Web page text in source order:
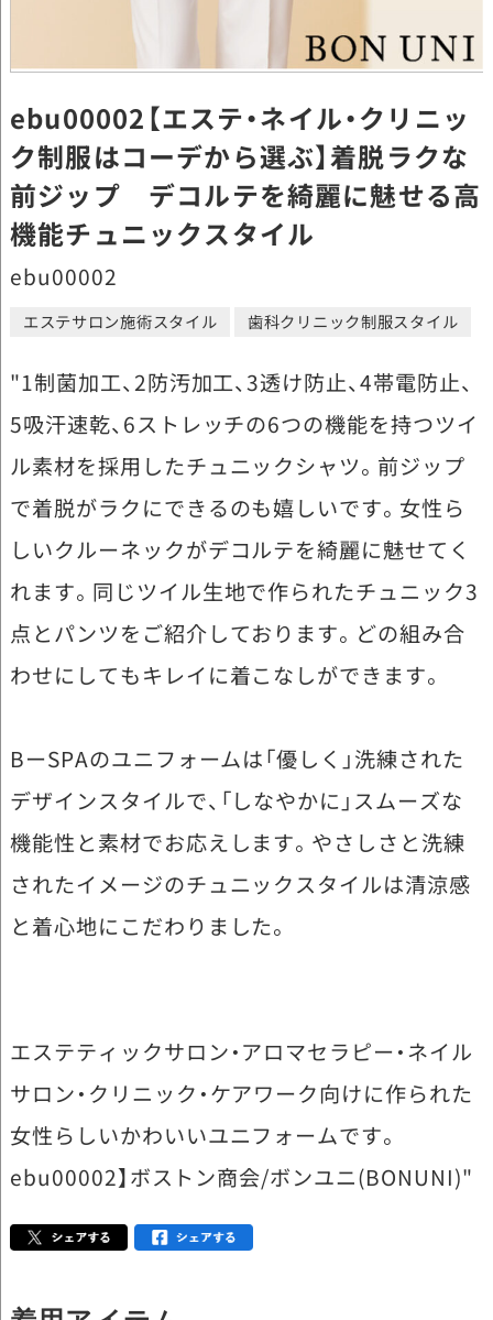
ebu00002【エステ・ネイル・クリニッ
ク制服はコーデから選ぶ】着脱ラクな
前ジップ デコルテを綺麗に魅せる高
機能チュニックスタイル
ebu00002
エステサロン施術スタイル 歯科クリニック制服スタイル
"1制菌加工、2防汚加工、3透け防止、4帯電防止、
5吸汗速乾、6ストレッチの6つの機能を持つツイ
ル素材を採用したチュニックシャツ。前ジップ
で着脱がラクにできるのも嬉しいです。女性ら
しいクルーネックがデコルテを綺麗に魅せてく
れます。同じツイル生地で作られたチュニック3
点とパンツをご紹介しております。どの組み合
わせにしてもキレイに着こなしができます。
BーSPAのユニフォームは「優しく」洗練された
デザインスタイルで、「しなやかに」スムーズな
機能性と素材でお応えします。やさしさと洗練
されたイメージのチュニックスタイルは清涼感
と着心地にこだわりました。
エステティックサロン・アロマセラピー・ネイル
サロン・クリニック・ケアワーク向けに作られた
女性らしいかわいいユニフォームです。
ebu00002】ボストン商会/ボンユニ(BONUNI)"